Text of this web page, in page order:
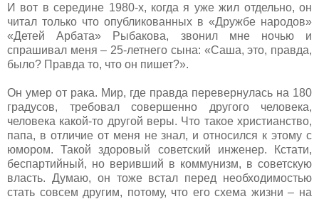
И вот в середине 1980-х, когда я уже жил отдельно, он
читал только что опубликованных в «Дружбе народов»
«Детей Арбата» Рыбакова, звонил мне ночью и
спрашивал меня – 25-летнего сына: «Саша, это, правда,
было? Правда то, что он пишет?».
Он умер от рака. Мир, где правда перевернулась на 180
градусов, требовал совершенно другого человека,
человека какой-то другой веры. Что такое христианство,
папа, в отличие от меня не знал, и относился к этому с
юмором. Такой здоровый советский инженер. Кстати,
беспартийный, но веривший в коммунизм, в советскую
власть. Думаю, он тоже встал перед необходимостью
стать совсем другим, потому, что его схема жизни – на